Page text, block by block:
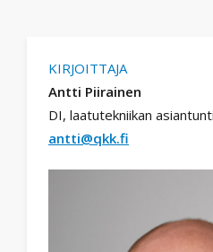
KIRJOITTAJA
Antti Piirainen
DI, laatutekniikan
antti@qkk.fi